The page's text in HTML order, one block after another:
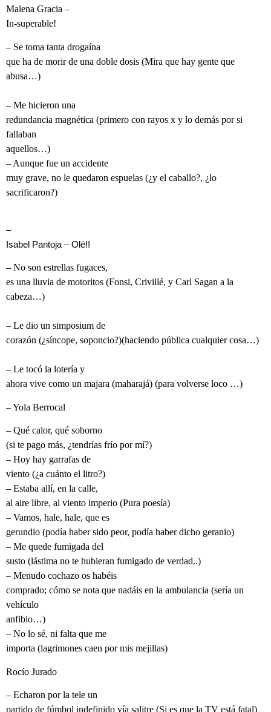
Malena Gracia –
In-superable!
– Se toma tanta drogaína
que ha de morir de una doble dosis (Mira que hay gente que
abusa…)
– Me hicieron una
redundancia magnética (primero con rayos x y lo demás por si
fallaban
aquellos…)
– Aunque fue un accidente
muy grave, no le quedaron espuelas (¿y el caballo?, ¿lo
sacrificaron?)
–
Isabel Pantoja – Olé!!
– No son estrellas fugaces,
es una lluvia de motoritos (Fonsi, Crivillé, y Carl Sagan a la
cabeza…)
– Le dio un simposium de
corazón (¿síncope, soponcio?)(haciendo pública cualquier cosa…)
– Le tocó la lotería y
ahora vive como un majara (maharajá) (para volverse loco …)
– Yola Berrocal
– Qué calor, qué soborno
(si te pago más, ¿tendrías frío por mí?)
– Hoy hay garrafas de
viento (¿a cuánto el litro?)
– Estaba allí, en la calle,
al aire libre, al viento imperio (Pura poesía)
– Vamos, hale, hale, que es
gerundio (podía haber sido peor, podía haber dicho geranio)
– Me quede fumigada del
susto (lástima no te hubieran fumigado de verdad..)
– Menudo cochazo os habéis
comprado; cómo se nota que nadáis en la ambulancia (sería un
vehículo
anfibio…)
– No lo sé, ni falta que me
importa (lagrimones caen por mis mejillas)
Rocío Jurado
– Echaron por la tele un
partido de fúmbol indefinido vía salitre (Si es que la TV está fatal)